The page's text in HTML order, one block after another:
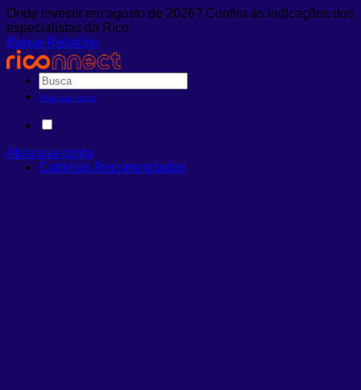
Onde investir em agosto de 2026? Confira as indicações dos
especialistas da Rico
Baixar Relatório
Abra sua conta
Abra sua conta
Carteiras Recomendadas